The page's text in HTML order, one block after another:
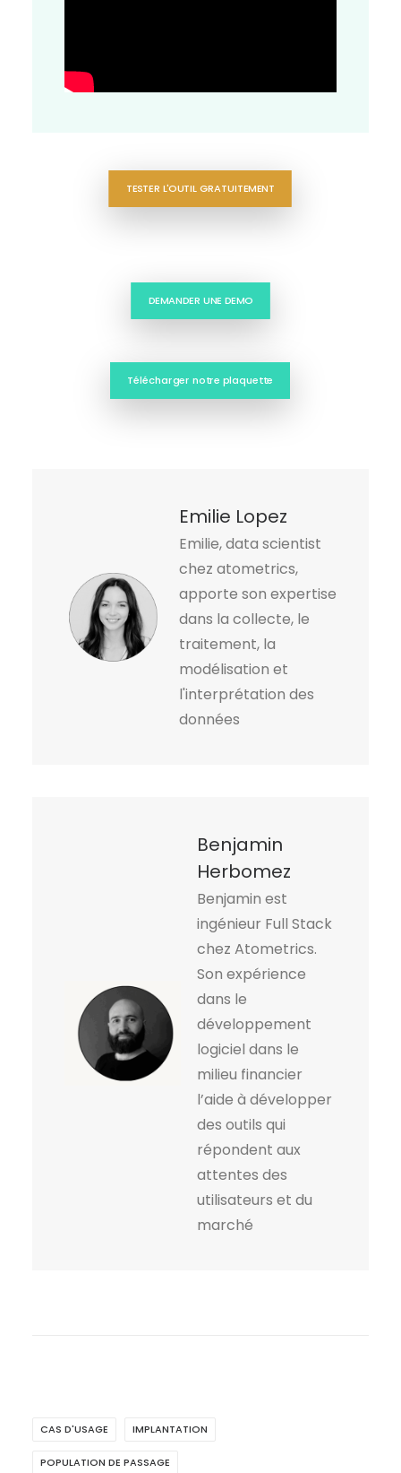
TESTER L'OUTIL GRATUITEMENT
DEMANDER UNE DEMO
Télécharger notre plaquette
Emilie Lopez
Emilie, data scientist
chez atometrics,
apporte son expertise
dans la collecte, le
traitement, la
modélisation et
l'interprétation des
données
Benjamin
Herbomez
Benjamin est
ingénieur Full Stack
chez Atometrics.
Son expérience
dans le
développement
logiciel dans le
milieu financier
l’aide à développer
des outils qui
répondent aux
attentes des
utilisateurs et du
marché
CAS D'USAGE IMPLANTATION
POPULATION DE PASSAGE